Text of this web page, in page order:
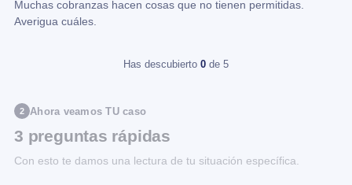
Muchas cobranzas hacen cosas que no tienen permitidas.
Averigua cuáles.
Has descubierto 0 de 5
2 Ahora veamos TU caso
3 preguntas rápidas
Con esto te damos una lectura de tu situación específica.